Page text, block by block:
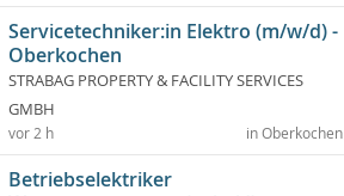
Servicetechniker:in Elektro (m/w/d) -
Oberkochen
STRABAG PROPERTY & FACILITY SERVICES
GMBH
in Oberkochen
vor 2 h
Betriebselektriker